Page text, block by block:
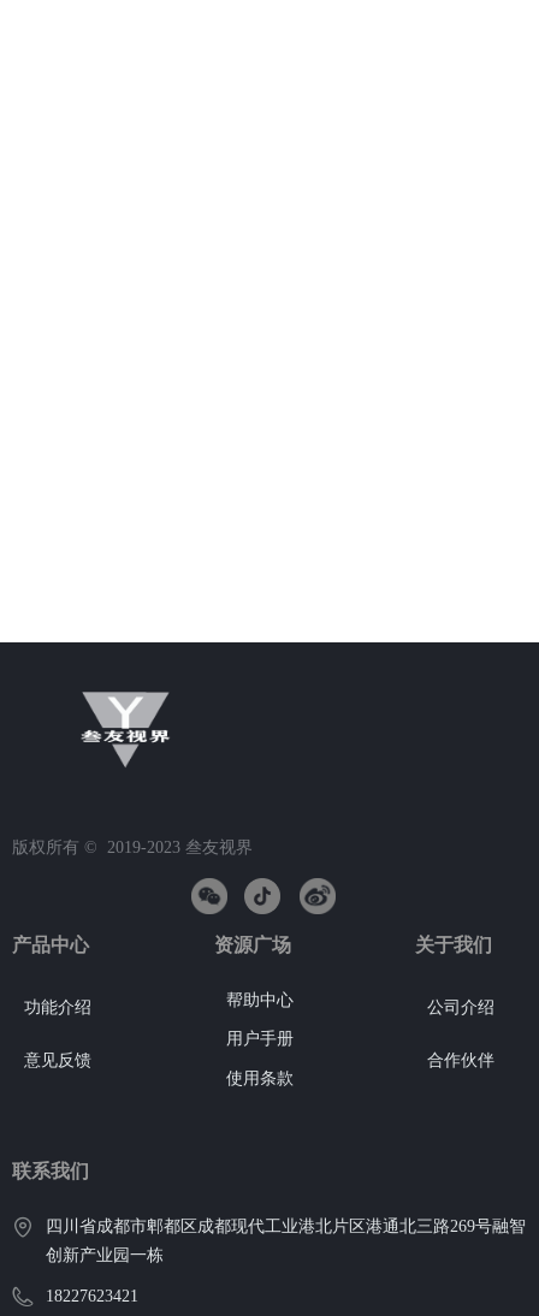
版权所有 ©  2019-2023 叁友视界
产品中心
功能介绍
意见反馈
帮助中心
用户手册
使用条款
资源广场
公司介绍
合作伙伴
关于我们
联系我们
四川省成都市郫都区成都现代工业港北片区港通北三路269号融智
创新产业园一栋
18227623421